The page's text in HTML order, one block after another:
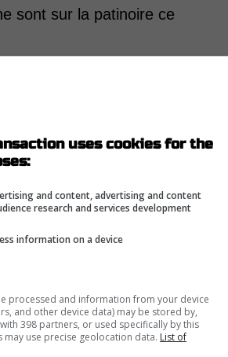
sont sur la patinoire ce
Guillaume Lepage
cinq défenseurs depuis le
n'a rejoint les
voir l'entraîneur-chef
ce soir.
uses cookies for the
and content, advertising and content
research and services development
information on a device
processed and information from your device
and other device data) may be stored by,
398 partners, or used specifically by this
may use precise geolocation data. List of